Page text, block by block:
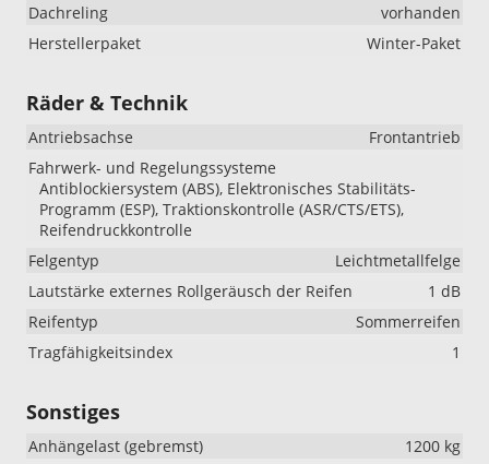
Dachreling
vorhanden
Herstellerpaket
Winter-Paket
Räder & Technik
Antriebsachse
Frontantrieb
Fahrwerk- und Regelungssysteme
Antiblockiersystem (ABS), Elektronisches Stabilitäts-
Programm (ESP), Traktionskontrolle (ASR/CTS/ETS),
Reifendruckkontrolle
Felgentyp
Leichtmetallfelge
Lautstärke externes Rollgeräusch der Reifen
1 dB
Reifentyp
Sommerreifen
Tragfähigkeitsindex
1
Sonstiges
Anhängelast (gebremst)
1200 kg